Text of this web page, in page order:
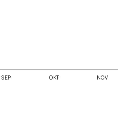
SEP OKT NOV